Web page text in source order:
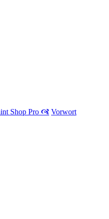
Shop Pro 🙧 Vorwort